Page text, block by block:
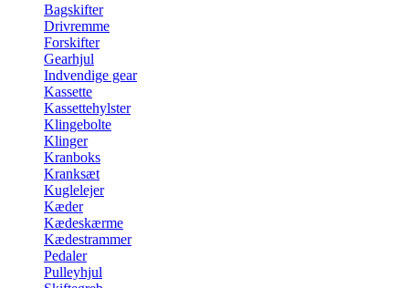
Bagskifter
Drivremme
Forskifter
Gearhjul
Indvendige gear
Kassette
Kassettehylster
Klingebolte
Klinger
Kranboks
Kranksæt
Kuglelejer
Kæder
Kædeskærme
Kædestrammer
Pedaler
Pulleyhjul